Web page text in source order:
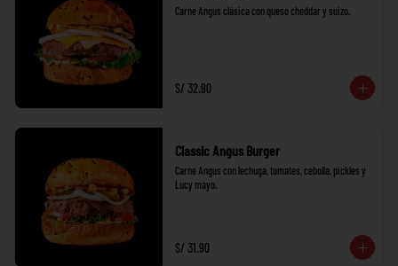
Carne Angus clásica con queso cheddar y suizo.
S/ 32.90
Classic Angus Burger
Carne Angus con lechuga, tomates, cebolla, pickles y
Lucy mayo.
S/ 31.90